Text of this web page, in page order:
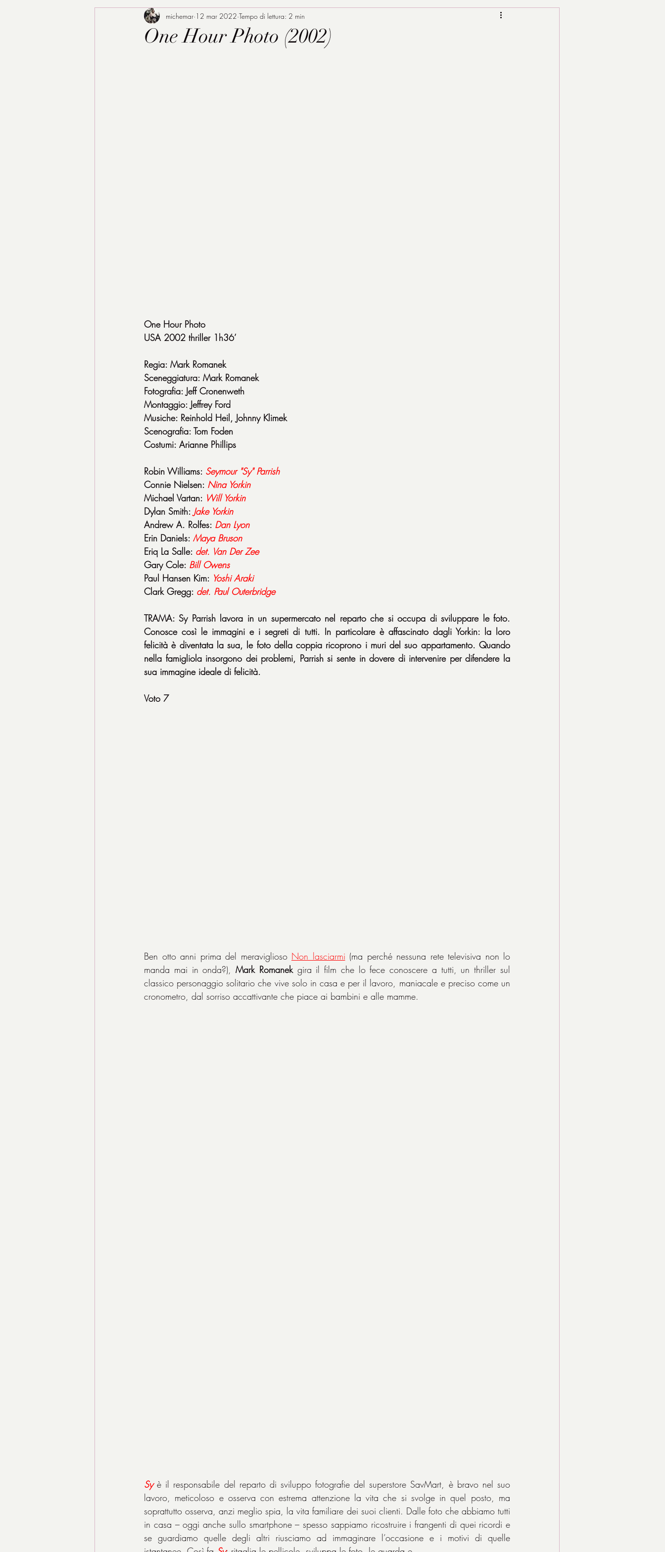
One Hour Photo (2002)
michemar 12 mar 2022 Tempo di lettura: 2 min
One Hour Photo
USA 2002 thriller 1h36’
Regia: Mark Romanek
Sceneggiatura: Mark Romanek
Fotografia: Jeff Cronenweth
Montaggio: Jeffrey Ford
Musiche: Reinhold Heil, Johnny Klimek
Scenografia: Tom Foden
Costumi: Arianne Phillips
Robin Williams: Seymour "Sy" Parrish
Connie Nielsen: Nina Yorkin
Michael Vartan: Will Yorkin
Dylan Smith: Jake Yorkin
Andrew A. Rolfes: Dan Lyon
Erin Daniels: Maya Bruson
Eriq La Salle: det. Van Der Zee
Gary Cole: Bill Owens
Paul Hansen Kim: Yoshi Araki
Clark Gregg: det. Paul Outerbridge
TRAMA: Sy Parrish lavora in un supermercato nel reparto che si occupa di sviluppare le foto.
Conosce così le immagini e i segreti di tutti. In particolare è affascinato dagli Yorkin: la loro
felicità è diventata la sua, le foto della coppia ricoprono i muri del suo appartamento. Quando
nella famigliola insorgono dei problemi, Parrish si sente in dovere di intervenire per difendere la
sua immagine ideale di felicità.
Voto 7
Ben otto anni prima del meraviglioso Non lasciarmi (ma perché nessuna rete televisiva non lo
manda mai in onda?), Mark Romanek gira il film che lo fece conoscere a tutti, un thriller sul
classico personaggio solitario che vive solo in casa e per il lavoro, maniacale e preciso come un
cronometro, dal sorriso accattivante che piace ai bambini e alle mamme.
Sy è il responsabile del reparto di sviluppo fotografie del superstore SavMart, è bravo nel suo
lavoro, meticoloso e osserva con estrema attenzione la vita che si svolge in quel posto, ma
soprattutto osserva, anzi meglio spia, la vita familiare dei suoi clienti. Dalle foto che abbiamo tutti
in casa – oggi anche sullo smartphone – spesso sappiamo ricostruire i frangenti di quei ricordi e
se guardiamo quelle degli altri riusciamo ad immaginare l’occasione e i motivi di quelle